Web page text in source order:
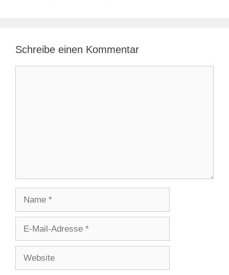
Schreibe einen Kommentar
Adresse